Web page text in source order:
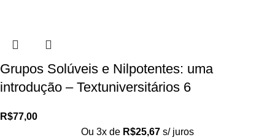
Grupos Solúveis e Nilpotentes: uma
introdução – Textuniversitários 6
R$77,00
Ou 3x de R$25,67 s/ juros